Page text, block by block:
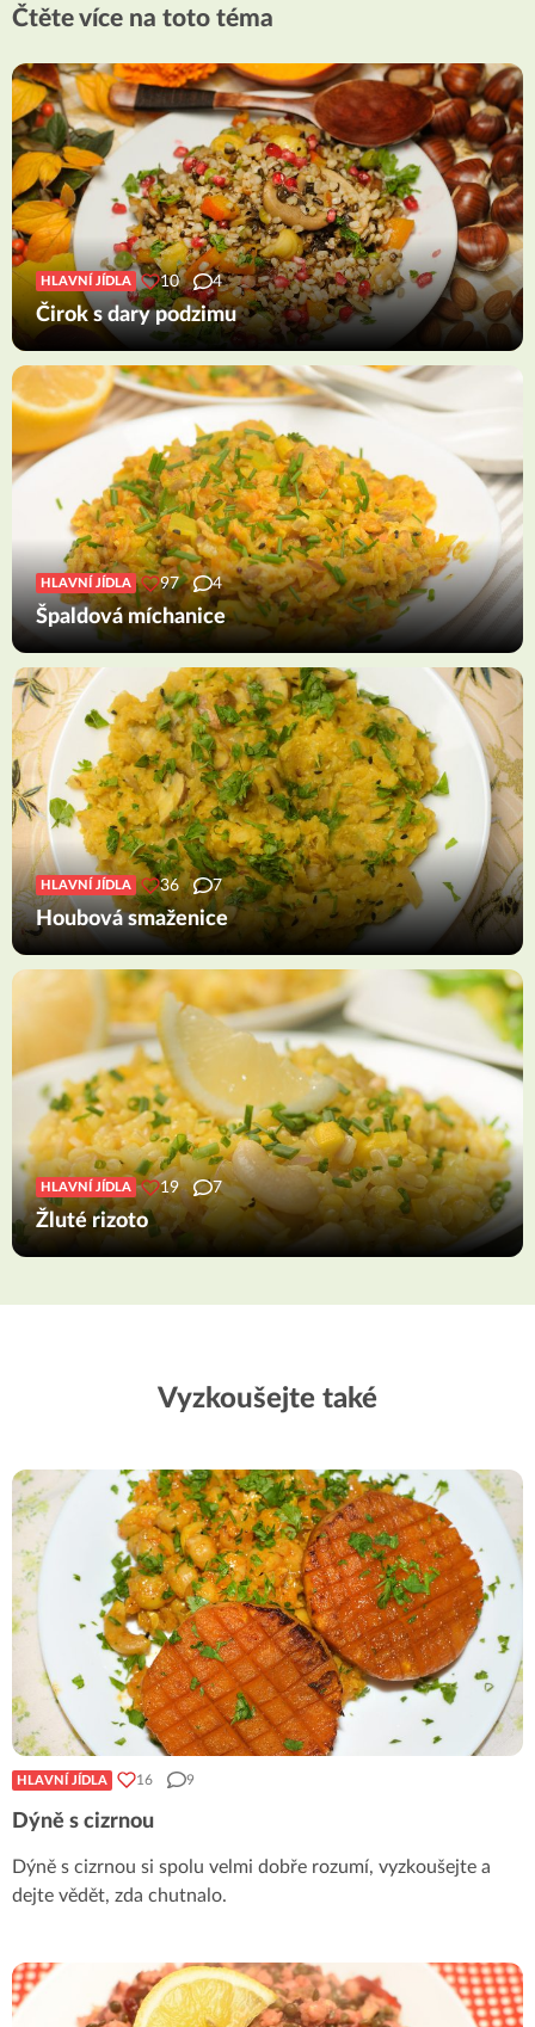
Čtěte více na toto téma
HLAVNÍ JÍDLA 10 4
Čirok s dary podzimu
HLAVNÍ JÍDLA 97 4
Špaldová míchanice
HLAVNÍ JÍDLA 36 7
Houbová smaženice
HLAVNÍ JÍDLA 19 7
Žluté rizoto
Vyzkoušejte také
HLAVNÍ JÍDLA 16 9
Dýně s cizrnou
Dýně s cizrnou si spolu velmi dobře rozumí, vyzkoušejte a
dejte vědět, zda chutnalo.